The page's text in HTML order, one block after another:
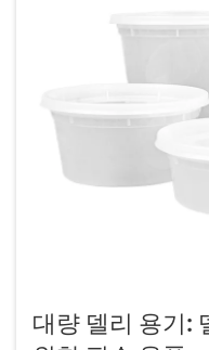
대량 델리 용기: